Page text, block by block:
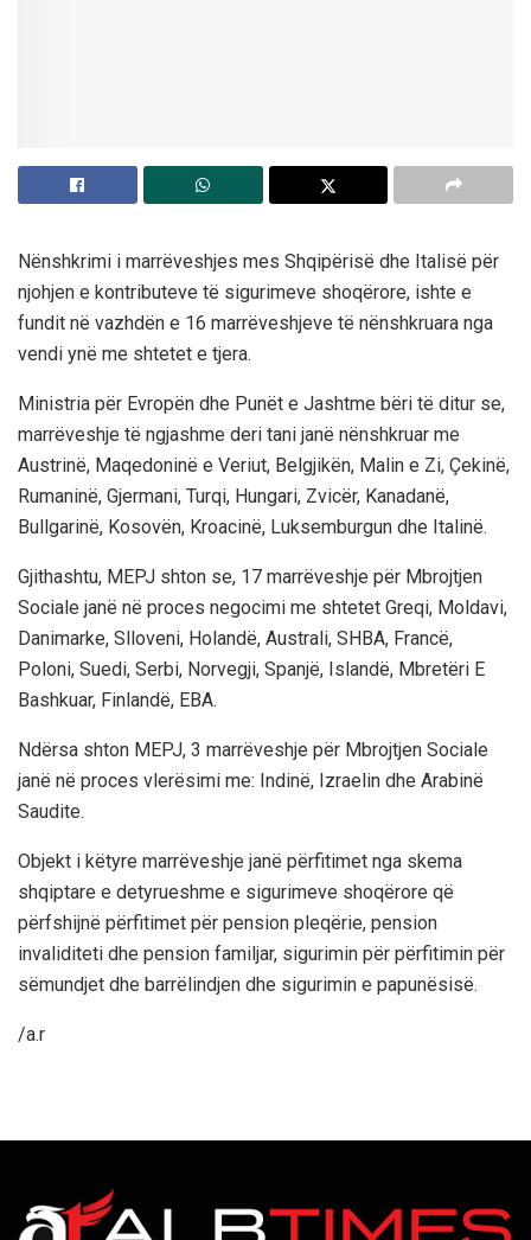
Nënshkrimi i marrëveshjes mes Shqipërisë dhe Italisë për
njohjen e kontributeve të sigurimeve shoqërore, ishte e
fundit në vazhdën e 16 marrëveshjeve të nënshkruara nga
vendi ynë me shtetet e tjera.
Ministria për Evropën dhe Punët e Jashtme bëri të ditur se,
marrëveshje të ngjashme deri tani janë nënshkruar me
Austrinë, Maqedoninë e Veriut, Belgjikën, Malin e Zi, Çekinë,
Rumaninë, Gjermani, Turqi, Hungari, Zvicër, Kanadanë,
Bullgarinë, Kosovën, Kroacinë, Luksemburgun dhe Italinë.
Gjithashtu, MEPJ shton se, 17 marrëveshje për Mbrojtjen
Sociale janë në proces negocimi me shtetet Greqi, Moldavi,
Danimarke, Slloveni, Holandë, Australi, SHBA, Francë,
Poloni, Suedi, Serbi, Norvegji, Spanjë, Islandë, Mbretëri E
Bashkuar, Finlandë, EBA.
Ndërsa shton MEPJ, 3 marrëveshje për Mbrojtjen Sociale
janë në proces vlerësimi me: Indinë, Izraelin dhe Arabinë
Saudite.
Objekt i këtyre marrëveshje janë përfitimet nga skema
shqiptare e detyrueshme e sigurimeve shoqërore që
përfshijnë përfitimet për pension pleqërie, pension
invaliditeti dhe pension familjar, sigurimin për përfitimin për
sëmundjet dhe barrëlindjen dhe sigurimin e papunësisë.
/a.r